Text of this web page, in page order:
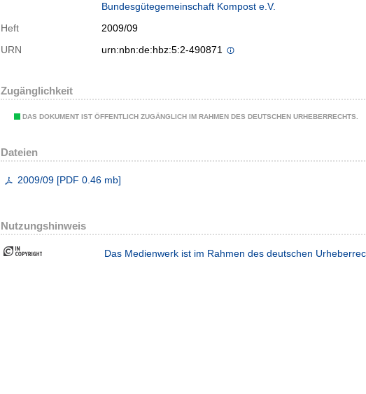
Bundesgütegemeinschaft Kompost e.V.
Heft
2009/09
URN
urn:nbn:de:hbz:5:2-490871
Zugänglichkeit
DAS DOKUMENT IST ÖFFENTLICH ZUGÄNGLICH IM RAHMEN DES DEUTSCHEN URHEBERRECHTS.
Dateien
2009/09 [PDF 0.46 mb]
Nutzungshinweis
Das Medienwerk ist im Rahmen des deutschen